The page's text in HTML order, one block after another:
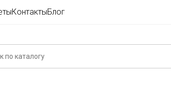
КонтактыБлог